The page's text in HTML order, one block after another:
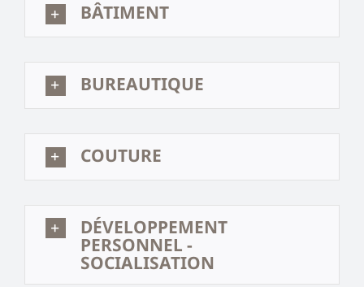
BÂTIMENT
BUREAUTIQUE
COUTURE
DÉVELOPPEMENT
PERSONNEL -
SOCIALISATION